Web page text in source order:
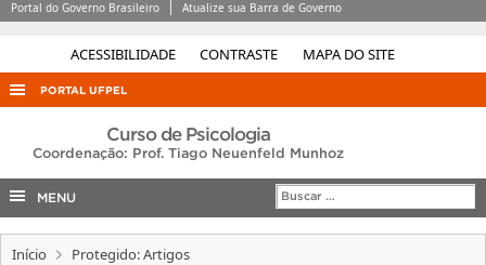
ACESSIBILIDADE CONTRASTE MAPA DO SITE
Portal do Governo Brasileiro Atualize sua Barra de Governo
PORTAL UFPEL
ACESSO À INFORMAÇÃO
AUDITORIA
COBALTO
CONCURSOS
Curso de Psicologia
Coordenação: Prof. Tiago Neuenfeld Munhoz
MENU
Início Protegido: Artigos